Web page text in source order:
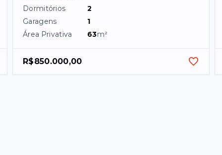
Dormitórios
2
Garagens
1
Área Privativa
63m²
R$850.000,00